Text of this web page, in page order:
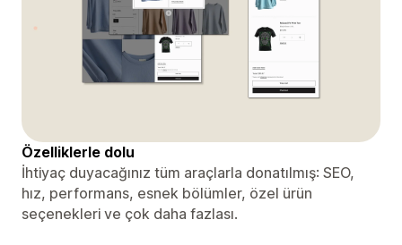
Özelliklerle dolu
İhtiyaç duyacağınız tüm araçlarla donatılmış: SEO,
hız, performans, esnek bölümler, özel ürün
seçenekleri ve çok daha fazlası.